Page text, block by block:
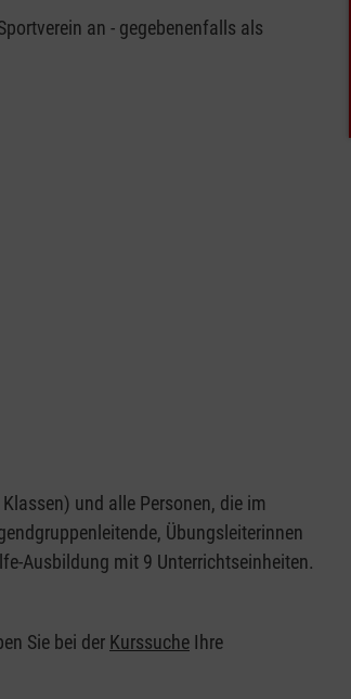
an - gegebenenfalls als
und alle Personen, die im
Übungsleiterinnen
Ausbildung mit 9 Unterrichtseinheiten.
Sie bei der Kurssuche Ihre